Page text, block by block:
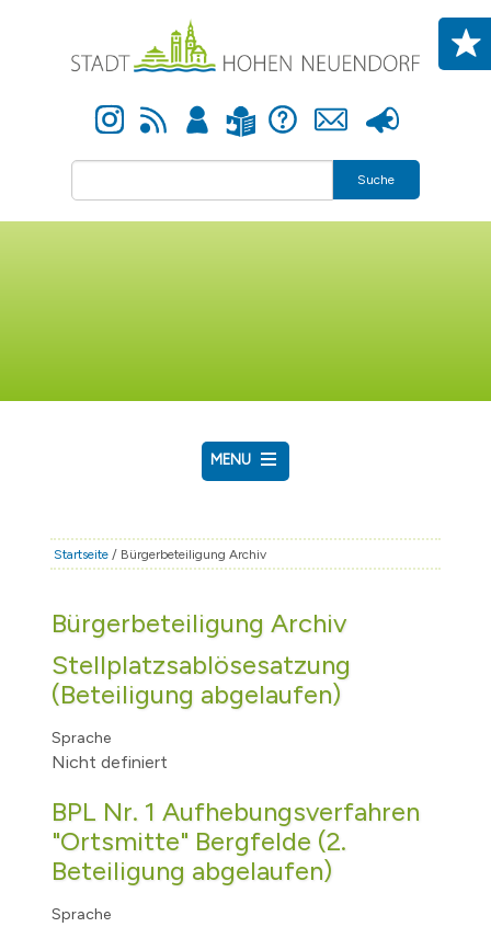
Instagram Newsfeed Anmelden Leichte Sprache Hilfe Kontakt Presse
Suche
MENU
RATHAUS & POLITIK
FAMILIE & BILDUNG
TOURISMUS
BAUEN & WIRTSCHAFT
Startseite / Bürgerbeteiligung Archiv
Bürgerbeteiligung Archiv
Stellplatzsablösesatzung
(Beteiligung abgelaufen)
Sprache
Nicht definiert
BPL Nr. 1 Aufhebungsverfahren
"Ortsmitte" Bergfelde (2.
Beteiligung abgelaufen)
Sprache